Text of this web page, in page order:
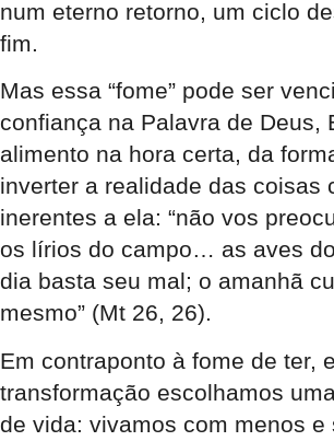
num eterno retorno, um ciclo
fim.
Mas essa “fome” pode ser
confiança na Palavra de Deus,
alimento na hora certa, da
inverter a realidade das coisas
inerentes a ela: “não vos
os lírios do campo… as aves
dia basta seu mal; o amanhã
mesmo” (Mt 26, 26).
Em contraponto à fome de ter,
transformação escolhamos
de vida: vivamos com menos e